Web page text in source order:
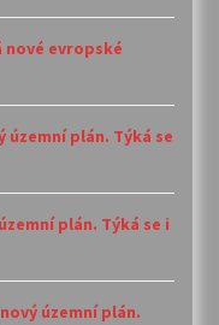
nové evropské
územní plán. Týká se
plán. Týká se i
územní plán.